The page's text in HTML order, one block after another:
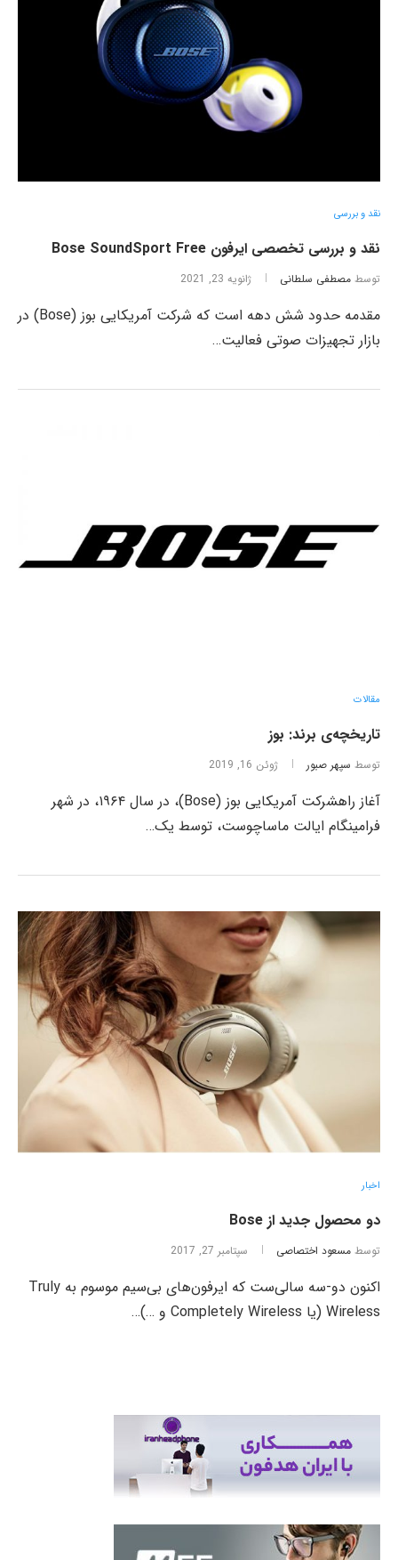
نقد و بررسی
نقد و بررسی تخصصی ایرفون Bose SoundSport Free
توسط مصطفی سلطانی ژانویه 23, 2021
مقدمه حدود شش دهه است که شرکت آمریکایی بوز (Bose) در
بازار تجهیزات صوتی فعالیت…
مقالات
تاریخچه‌ی برند: بوز
توسط سپهر صبور ژوئن 16, 2019
آغاز راهشرکت آمریکایی بوز (Bose)، در سال ۱۹۶۴، در شهر
فرامینگام ایالت ماساچوست، توسط یک…
اخبار
دو محصول جدید از Bose
توسط مسعود اختصاصی سپتامبر 27, 2017
اکنون دو-سه سالی‌ست که ایرفون‌های بی‌سیم موسوم به Truly
Wireless (یا Completely Wireless و …)…